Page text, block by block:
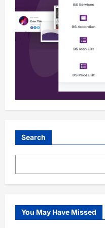
ॲड.डी
मुख्य
आरोग्य
राजकीय
मुख्य
सौ. भा.
पारस
आरोग्य
Search
You May Have Missed